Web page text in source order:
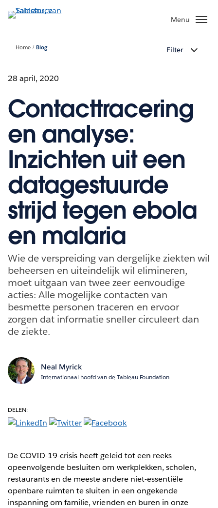
Verder
naar
Menu
Home Blog Filter
28 april, 2020
Contacttracering
en analyse:
Inzichten uit een
datagestuurde
strijd tegen ebola
en malaria
Wie de verspreiding van dergelijke ziekten wil
beheersen en uiteindelijk wil elimineren,
moet uitgaan van twee zeer eenvoudige
acties: Alle mogelijke contacten van
besmette personen traceren en ervoor
zorgen dat informatie sneller circuleert dan
de ziekte.
Neal Myrick
Internationaal hoofd van de Tableau Foundation
DELEN:
De COVID-19-crisis heeft geleid tot een reeks
opeenvolgende besluiten om werkplekken, scholen,
restaurants en de meeste andere niet-essentiële
openbare ruimten te sluiten in een ongekende
inspanning om familie, vrienden en buren in onze